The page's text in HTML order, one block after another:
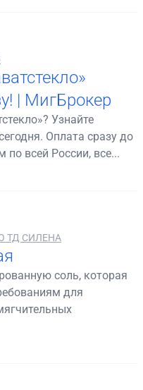
| МигБрокер
Узнайте
Оплата сразу до
по всей России, все...
ТД СИЛЕНА
соль, которая
для